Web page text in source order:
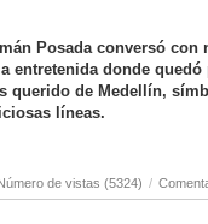
Posada conversó
entretenida donde
querido de Medellín,
líneas.
de vistas (5324) /